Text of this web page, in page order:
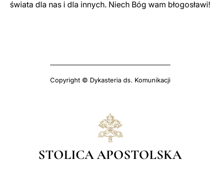
świata dla nas i dla innych. Niech Bóg wam błogosławi!
Copyright © Dykasteria ds. Komunikacji
STOLICA APOSTOLSKA